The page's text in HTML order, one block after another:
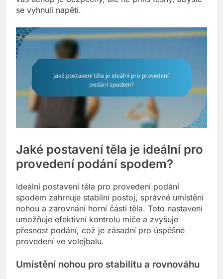
se vyhnuli napětí.
Jaké postavení těla je ideální pro
provedení podání spodem?
Ideální postavení těla pro provedení podání
spodem zahrnuje stabilní postoj, správné umístění
nohou a zarovnání horní části těla. Toto nastavení
umožňuje efektivní kontrolu míče a zvyšuje
přesnost podání, což je zásadní pro úspěšné
provedení ve volejbalu.
Umístění nohou pro stabilitu a rovnováhu